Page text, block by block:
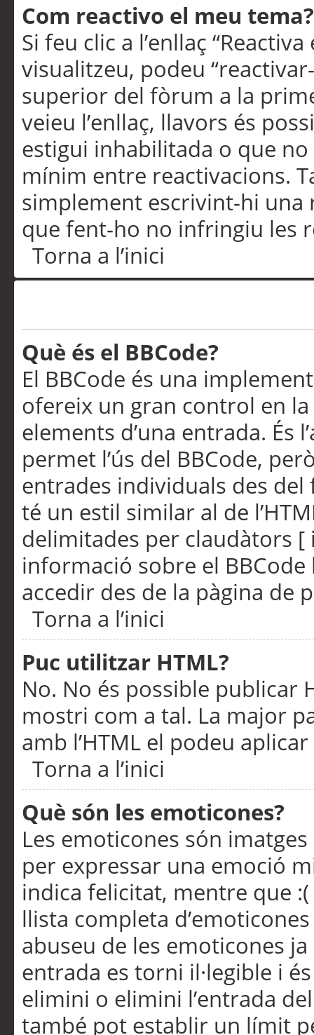
Com reactivo el meu tema?
Si feu clic a l’enllaç
visualitzeu, podeu
superior del fòrum a la
veieu l’enllaç, llavors és
estigui inhabilitada o que
mínim entre reactivacions.
simplement escrivint-hi una
que fent-ho no infringiu les
Torna a l’inici
Què és el BBCode?
El BBCode és una
ofereix un gran control en
elements d’una entrada. És
permet l’ús del BBCode,
entrades individuals des
té un estil similar al de
delimitades per claudàtors [
informació sobre el
accedir des de la pàgina de
Torna a l’inici
Puc utilitzar HTML?
No. No és possible publicar
mostri com a tal. La major
amb l’HTML el podeu
Torna a l’inici
Què són les emoticones?
Les emoticones són
per expressar una emoció
indica felicitat, mentre que
llista completa
abuseu de les emoticones
entrada es torni il·legible i
elimini o elimini l’entrada
també pot establir un límit